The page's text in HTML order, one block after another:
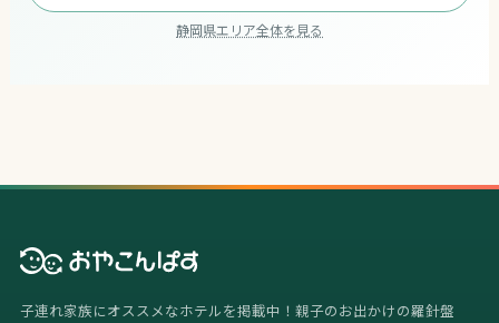
静岡県エリア全体を見る
子連れ家族にオススメなホテルを掲載中！親子のお出かけの羅針盤